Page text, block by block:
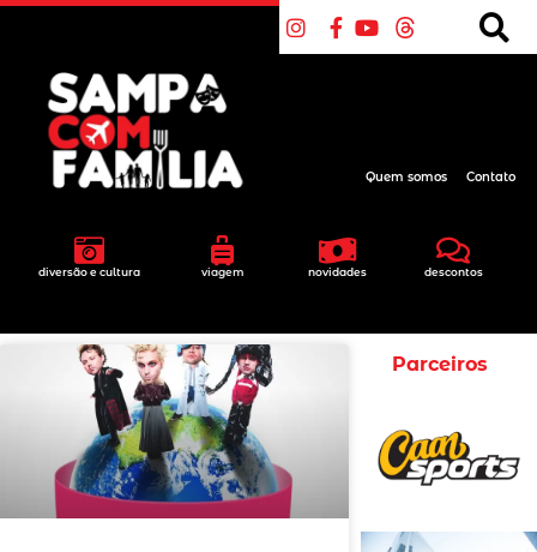
diversão e cultura viagem novidades descontos
Quem somos Contato
Parceiros